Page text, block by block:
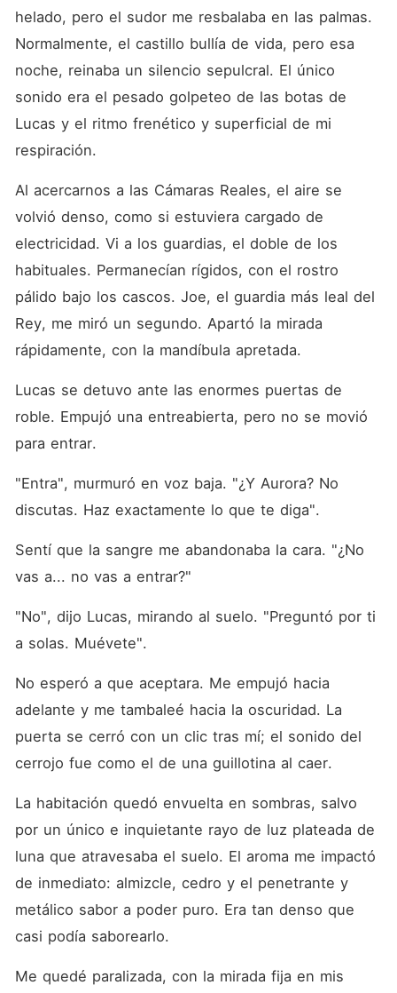
helado, pero el sudor me resbalaba en las palmas.
Normalmente, el castillo bullía de vida, pero esa
noche, reinaba un silencio sepulcral. El único
sonido era el pesado golpeteo de las botas de
Lucas y el ritmo frenético y superficial de mi
respiración.
Al acercarnos a las Cámaras Reales, el aire se
volvió denso, como si estuviera cargado de
electricidad. Vi a los guardias, el doble de los
habituales. Permanecían rígidos, con el rostro
pálido bajo los cascos. Joe, el guardia más leal del
Rey, me miró un segundo. Apartó la mirada
rápidamente, con la mandíbula apretada.
Lucas se detuvo ante las enormes puertas de
roble. Empujó una entreabierta, pero no se movió
para entrar.
"Entra", murmuró en voz baja. "¿Y Aurora? No
discutas. Haz exactamente lo que te diga".
Sentí que la sangre me abandonaba la cara. "¿No
vas a... no vas a entrar?"
"No", dijo Lucas, mirando al suelo. "Preguntó por ti
a solas. Muévete".
No esperó a que aceptara. Me empujó hacia
adelante y me tambaleé hacia la oscuridad. La
puerta se cerró con un clic tras mí; el sonido del
cerrojo fue como el de una guillotina al caer.
La habitación quedó envuelta en sombras, salvo
por un único e inquietante rayo de luz plateada de
luna que atravesaba el suelo. El aroma me impactó
de inmediato: almizcle, cedro y el penetrante y
metálico sabor a poder puro. Era tan denso que
casi podía saborearlo.
Me quedé paralizada, con la mirada fija en mis